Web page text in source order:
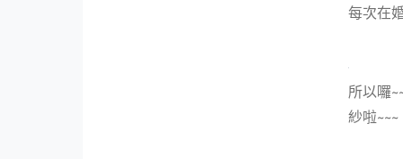
每次在
所以囉
紗啦~~~